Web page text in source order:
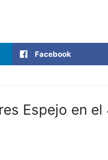
Facebook
Espejo en el